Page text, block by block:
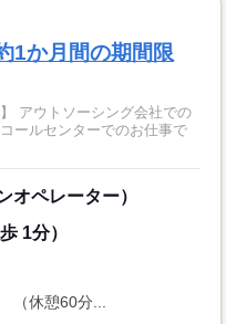
1か月間の期間限
アウトソーシング会社での
ールセンターでのお仕事で
オペレーター）
1分）
（休憩60分...